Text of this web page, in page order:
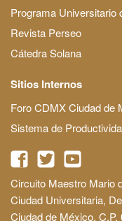
Programa
Revista Perseo
Cátedra Solana
Sitios Internos
Foro CDMX Ciudad de
Sistema de
Circuito Maestro Mario
Ciudad Universitaria,
Ciudad de México, C.P.